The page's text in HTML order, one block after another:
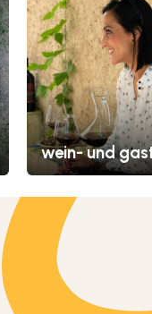
wein- und